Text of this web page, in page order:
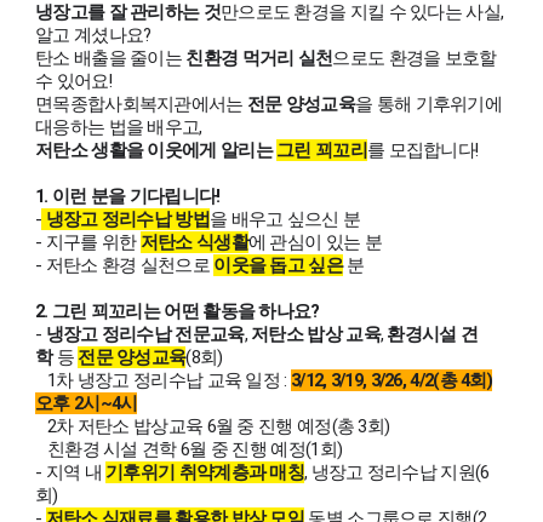
냉장고를 잘 관리하는 것만으로도 환경을 지킬 수 있다는 사실,
알고 계셨나요?
탄소 배출을 줄이는 친환경 먹거리 실천으로도 환경을 보호할
수 있어요!
면목종합사회복지관에서는 전문 양성교육을 통해 기후위기에
대응하는 법을 배우고,
저탄소 생활을 이웃에게 알리는 그린 꾀꼬리를 모집합니다!
1. 이런 분을 기다립니다!
- 냉장고 정리수납 방법을 배우고 싶으신 분
- 지구를 위한 저탄소 식생활에 관심이 있는 분
- 저탄소 환경 실천으로 이웃을 돕고 싶은분
2. 그린 꾀꼬리는 어떤 활동을 하나요?
- 냉장고 정리수납 전문교육, 저탄소 밥상 교육, 환경시설 견
학등 전문 양성교육(8회)
1차 냉장고 정리수납 교육 일정 : 3/12, 3/19, 3/26, 4/2(총 4회)
오후 2시~4시
2차 저탄소 밥상교육 6월 중 진행 예정(총 3회)
친환경 시설 견학 6월 중 진행 예정(1회)
- 지역 내 기후위기 취약계층과 매칭, 냉장고 정리수납 지원(6
회)